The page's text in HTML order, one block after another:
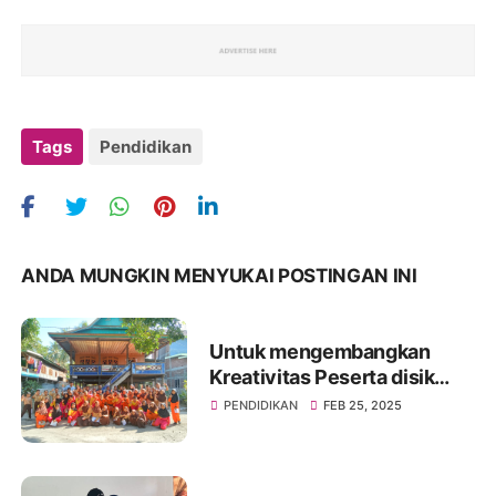
Tags Pendidikan
ANDA MUNGKIN MENYUKAI POSTINGAN INI
Untuk mengembangkan
Kreativitas Peserta disik
SDN 57 Kaca Gelar
PENDIDIKAN FEB 25, 2025